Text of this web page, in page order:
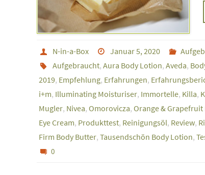
N-in-a-Box Januar 5, 2020
Aufgebraucht, Aura Body Lotion, Aveda,
2019, Empfehlung, Erfahrungen,
i+m, Illuminating Moisturiser, Immortelle, Killa,
Mugler, Nivea, Omorovicza, Orange & Grapefruit
Eye Cream, Produkttest, Reinigungsöl, Review,
Firm Body Butter, Tausendschön Body Lotion,
0